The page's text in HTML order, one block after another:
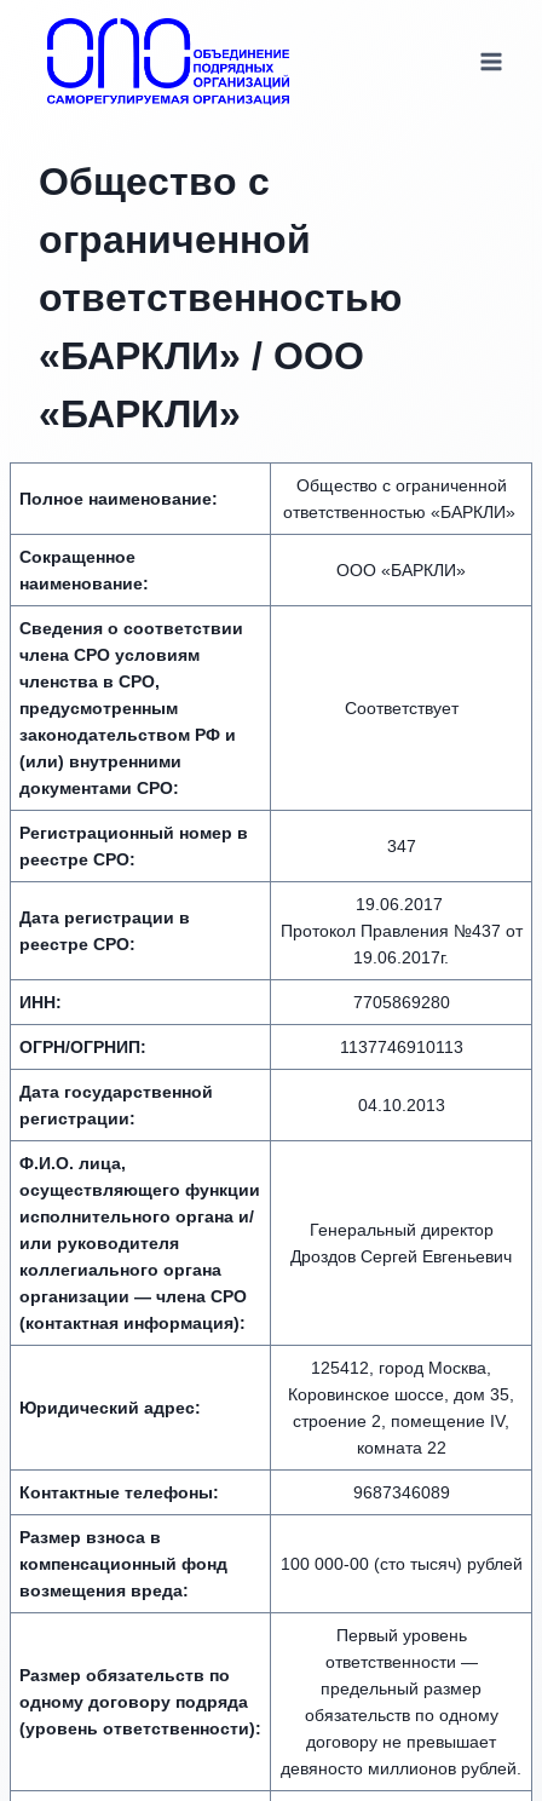
содержимому
Общество с
ограниченной
ответственностью
«БАРКЛИ» / ООО
«БАРКЛИ»
Полное наименование:
Общество с ограниченной
ответственностью «БАРКЛИ»
Сокращенное
наименование:
ООО «БАРКЛИ»
Сведения о соответствии
члена СРО условиям
членства в СРО,
предусмотренным
законодательством РФ и
(или) внутренними
документами СРО:
Соответствует
Регистрационный номер в
реестре СРО:
347
Дата регистрации в
реестре СРО:
19.06.2017
Протокол Правления №437 от
19.06.2017г.
ИНН: 7705869280
ОГРН/ОГРНИП: 1137746910113
Дата государственной
регистрации:
04.10.2013
Ф.И.О. лица,
осуществляющего функции
исполнительного органа и/
или руководителя
коллегиального органа
организации — члена СРО
(контактная информация):
Генеральный директор
Дроздов Сергей Евгеньевич
Юридический адрес:
125412, город Москва,
Коровинское шоссе, дом 35,
строение 2, помещение IV,
комната 22
Контактные телефоны: 9687346089
Размер взноса в
компенсационный фонд
возмещения вреда:
100 000-00 (сто тысяч) рублей
Размер обязательств по
одному договору подряда
(уровень ответственности):
Первый уровень
ответственности —
предельный размер
обязательств по одному
договору не превышает
девяносто миллионов рублей.